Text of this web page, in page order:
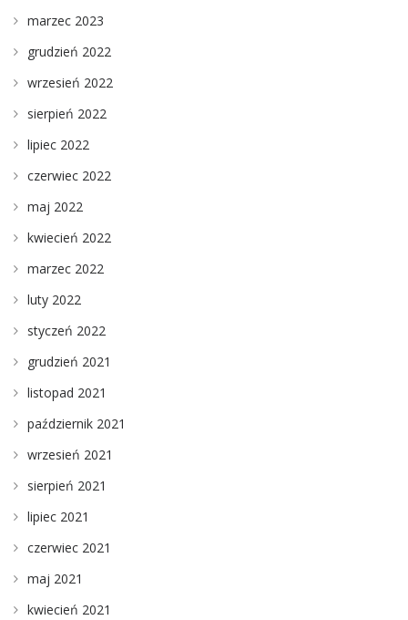
marzec 2023
grudzień 2022
wrzesień 2022
sierpień 2022
lipiec 2022
czerwiec 2022
maj 2022
kwiecień 2022
marzec 2022
luty 2022
styczeń 2022
grudzień 2021
listopad 2021
październik 2021
wrzesień 2021
sierpień 2021
lipiec 2021
czerwiec 2021
maj 2021
kwiecień 2021